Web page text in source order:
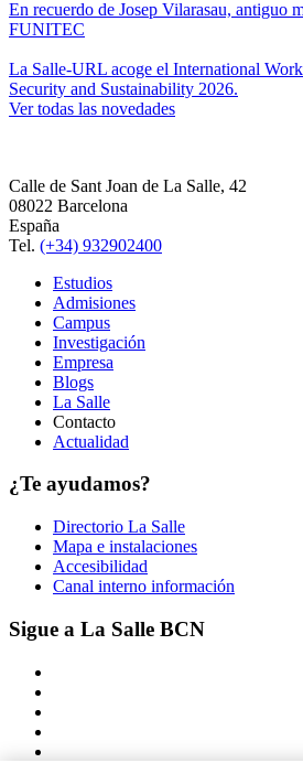
En recuerdo de Josep Vilarasau, antiguo
FUNITEC
La Salle-URL acoge el International
Security and Sustainability 2026.
Ver todas las novedades
Calle de Sant Joan de La Salle, 42
08022 Barcelona
España
Tel. (+34) 932902400
Estudios
Admisiones
Campus
Investigación
Empresa
Blogs
La Salle
Contacto
Actualidad
¿Te ayudamos?
Directorio La Salle
Mapa e instalaciones
Accesibilidad
Canal interno información
Sigue a La Salle BCN